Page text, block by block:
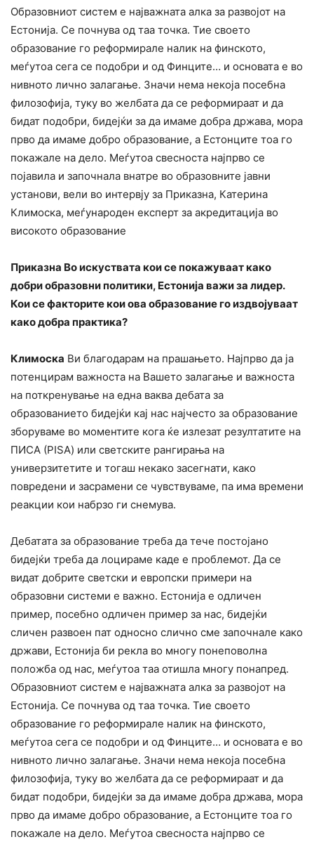
Образовниот систем е најважната алка за развојот на
Естонија. Се почнува од таа точка. Тие своето
образование го реформирале налик на финското,
меѓутоа сега се подобри и од Финците… и основата е во
нивното лично залагање. Значи нема некоја посебна
филозофија, туку во желбата да се реформираат и да
бидат подобри, бидејќи за да имаме добра држава, мора
прво да имаме добро образование, а Естонците тоа го
покажале на дело. Меѓутоа свесноста најпрво се
појавила и започнала внатре во образовните јавни
установи, вели во интервју за Приказна, Катерина
Климоска, меѓународен експерт за акредитација во
високото образование
Приказна Во искуствата кои се покажуваат како
добри образовни политики, Естонија важи за лидер.
Кои се факторите кои ова образование го издвојуваат
како добра практика?
Климоска Ви благодарам на прашањето. Најпрво да ја
потенцирам важноста на Вашето залагање и важноста
на поткренување на една ваква дебата за
образованието бидејќи кај нас најчесто за образование
зборуваме во моментите кога ќе излезат резултатите на
ПИСА (PISA) или светските рангирања на
универзитетите и тогаш некако засегнати, како
повредени и засрамени се чувствуваме, па има времени
реакции кои набрзо ги снемува.
Дебатата за образование треба да тече постојано
бидејќи треба да лоцираме каде е проблемот. Да се
видат добрите светски и европски примери на
образовни системи е важно. Естонија е одличен
пример, посебно одличен пример за нас, бидејќи
сличен развоен пат односно слично сме започнале како
држави, Естонија би рекла во многу понеповолна
положба од нас, меѓутоа таа отишла многу понапред.
Образовниот систем е најважната алка за развојот на
Естонија. Се почнува од таа точка. Тие своето
образование го реформирале налик на финското,
меѓутоа сега се подобри и од Финците… и основата е во
нивното лично залагање. Значи нема некоја посебна
филозофија, туку во желбата да се реформираат и да
бидат подобри, бидејќи за да имаме добра држава, мора
прво да имаме добро образование, а Естонците тоа го
покажале на дело. Меѓутоа свесноста најпрво се